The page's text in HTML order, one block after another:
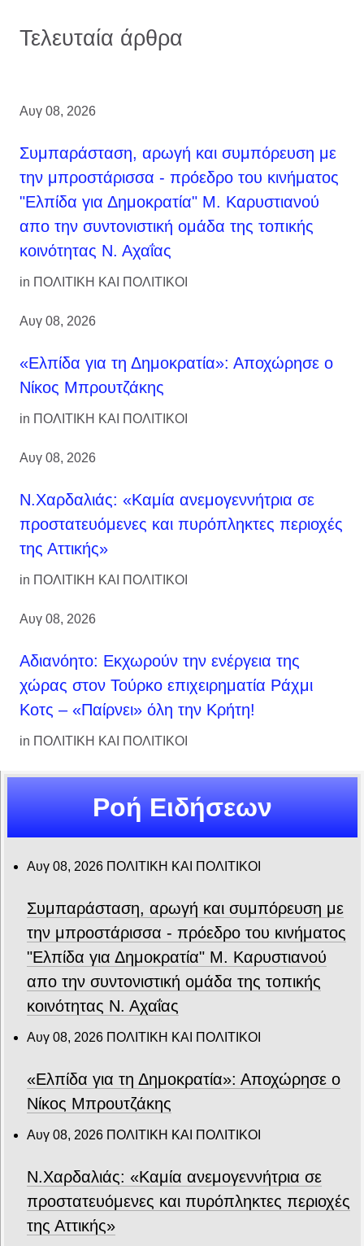
Τελευταία άρθρα
Αυγ 08, 2026
Συμπαράσταση, αρωγή και συμπόρευση με
την μπροστάρισσα - πρόεδρο του κινήματος
"Ελπίδα για Δημοκρατία" Μ. Καρυστιανού
απο την συντονιστική ομάδα της τοπικής
κοινότητας Ν. Αχαΐας
in ΠΟΛΙΤΙΚΗ ΚΑΙ ΠΟΛΙΤΙΚΟΙ
Αυγ 08, 2026
«Ελπίδα για τη Δημοκρατία»: Αποχώρησε ο
Νίκος Μπρουτζάκης
in ΠΟΛΙΤΙΚΗ ΚΑΙ ΠΟΛΙΤΙΚΟΙ
Αυγ 08, 2026
Ν.Χαρδαλιάς: «Καμία ανεμογεννήτρια σε
προστατευόμενες και πυρόπληκτες περιοχές
της Αττικής»
in ΠΟΛΙΤΙΚΗ ΚΑΙ ΠΟΛΙΤΙΚΟΙ
Αυγ 08, 2026
Αδιανόητο: Εκχωρούν την ενέργεια της
χώρας στον Τούρκο επιχειρηματία Ράχμι
Κοτς – «Παίρνει» όλη την Κρήτη!
in ΠΟΛΙΤΙΚΗ ΚΑΙ ΠΟΛΙΤΙΚΟΙ
Ροή Ειδήσεων
Αυγ 08, 2026 ΠΟΛΙΤΙΚΗ ΚΑΙ ΠΟΛΙΤΙΚΟΙ
Συμπαράσταση, αρωγή και συμπόρευση με
την μπροστάρισσα - πρόεδρο του κινήματος
"Ελπίδα για Δημοκρατία" Μ. Καρυστιανού
απο την συντονιστική ομάδα της τοπικής
κοινότητας Ν. Αχαΐας
Αυγ 08, 2026 ΠΟΛΙΤΙΚΗ ΚΑΙ ΠΟΛΙΤΙΚΟΙ
«Ελπίδα για τη Δημοκρατία»: Αποχώρησε ο
Νίκος Μπρουτζάκης
Αυγ 08, 2026 ΠΟΛΙΤΙΚΗ ΚΑΙ ΠΟΛΙΤΙΚΟΙ
Ν.Χαρδαλιάς: «Καμία ανεμογεννήτρια σε
προστατευόμενες και πυρόπληκτες περιοχές
της Αττικής»